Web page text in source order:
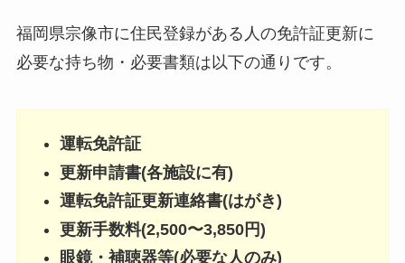
福岡県宗像市に住民登録がある人の免許証更新に
必要な持ち物・必要書類は以下の通りです。
運転免許証
更新申請書(各施設に有)
運転免許証更新連絡書(はがき)
更新手数料(2,500〜3,850円)
眼鏡・補聴器等(必要な人のみ)